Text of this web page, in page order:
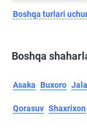
Boshqa turlari
Boshqa
Asaka Buxoro
Qorasuv Shaxrixon